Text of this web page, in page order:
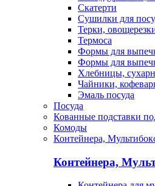
Скатерти
Сушилки для
Терки,
Термоса
Формы для
Формы для
Хлебницы,
Чайники,
Эмаль посуда
Посуда
Кованные подставки
Комоды
Контейнера,
Контейнера,